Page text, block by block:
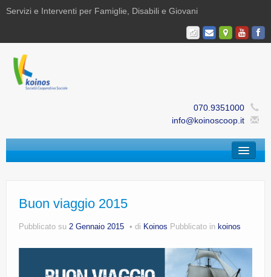
Servizi e Interventi per Famiglie, Disabili e Giovani
070.9351000
info@koinoscoop.it
Area Famiglie e Minori | Efè
Area Disabilità | Paris
Area Giovani | Bajania
Area Ricerca, Documentazione e Formazione |
Buon viaggio 2015
Pubblicato su 2 Gennaio 2015 di Koinos Pubblicato in koinos